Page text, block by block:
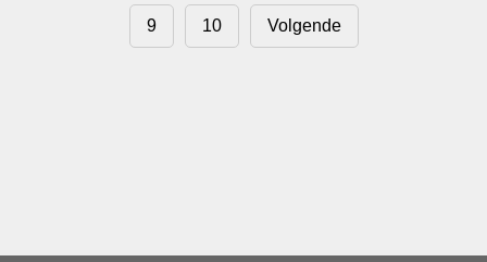
9 10 Volgende